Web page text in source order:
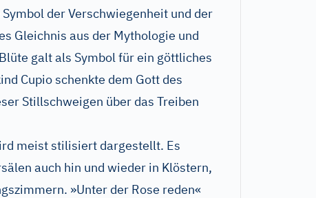
der Verschwiegenheit und der
Gleichnis aus der Mythologie und
galt als Symbol für ein göttliches
Cupio schenkte dem Gott des
Stillschweigen über das Treiben
meist stilisiert dargestellt. Es
auch hin und wieder in Klöstern,
»Unter der Rose reden«